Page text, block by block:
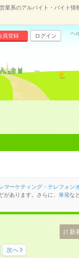
業系のアルバイト・バイト情
員登録 ログイン ヘ
マーケティング・テレフォン
があります。さらに、 単発な
新
次へ